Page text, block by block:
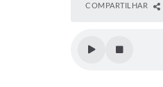
COMPARTILHAR